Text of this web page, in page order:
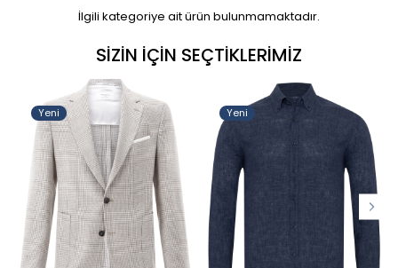
Tüm Filtreleri Kaldır Seçimi Filtrele
Stoktakiler
Yeni
KATEGORILER
İlgili kategoriye ait ürün bulunmamaktadır.
SIZIN İÇIN SEÇTIKLERIMIZ
Yeni Yeni